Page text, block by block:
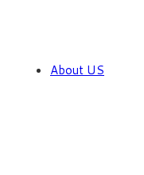
About US